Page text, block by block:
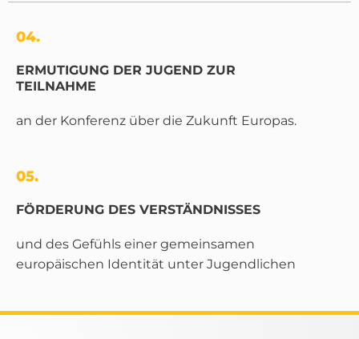
04.
ERMUTIGUNG DER JUGEND ZUR
TEILNAHME
an der Konferenz über die Zukunft Europas.
05.
FÖRDERUNG DES VERSTÄNDNISSES
und des Gefühls einer gemeinsamen
europäischen Identität unter Jugendlichen